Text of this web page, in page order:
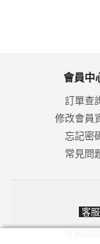
會員中
訂單查
修改會員
忘記密
常見問
客